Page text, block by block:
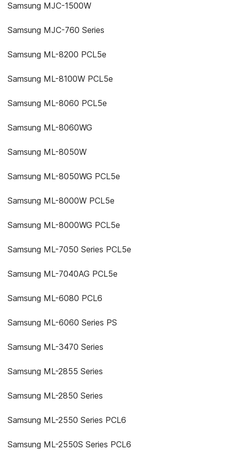
Samsung MJC-1500W
Samsung MJC-760 Series
Samsung ML-8200 PCL5e
Samsung ML-8100W PCL5e
Samsung ML-8060 PCL5e
Samsung ML-8060WG
Samsung ML-8050W
Samsung ML-8050WG PCL5e
Samsung ML-8000W PCL5e
Samsung ML-8000WG PCL5e
Samsung ML-7050 Series PCL5e
Samsung ML-7040AG PCL5e
Samsung ML-6080 PCL6
Samsung ML-6060 Series PS
Samsung ML-3470 Series
Samsung ML-2855 Series
Samsung ML-2850 Series
Samsung ML-2550 Series PCL6
Samsung ML-2550S Series PCL6